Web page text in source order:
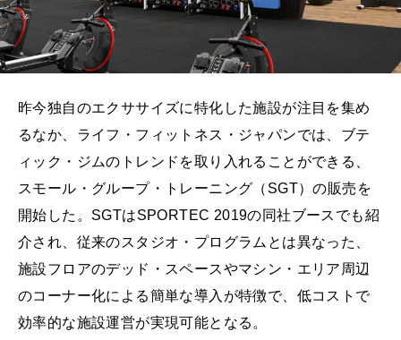
昨今独自のエクササイズに特化した施設が注目を集め
るなか、ライフ・フィットネス・ジャパンでは、ブテ
ィック・ジムのトレンドを取り入れることができる、
スモール・グループ・トレーニング（SGT）の販売を
開始した。SGTはSPORTEC 2019の同社ブースでも紹
介され、従来のスタジオ・プログラムとは異なった、
施設フロアのデッド・スペースやマシン・エリア周辺
のコーナー化による簡単な導入が特徴で、低コストで
効率的な施設運営が実現可能となる。